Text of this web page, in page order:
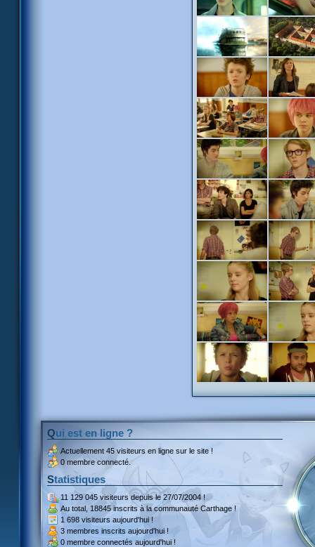
Qui est en ligne ?
Actuellement 45 visiteurs en ligne sur le site !
0 membre connecté.
Statistiques
11 129 045 visiteursdepuis le 27/07/2004 !
Au total, 18845 inscritsà la communauté Carthage !
1 698 visiteurs aujourd'hui !
3 membres inscrits aujourd'hui !
0 membre connectés aujourd'hui !